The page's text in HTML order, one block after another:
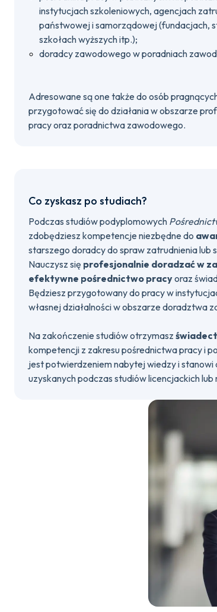
instytucjach szkoleniowych, agencjach
państwowej i samorządowej (fundacjach,
szkołach wyższych itp.);
doradcy zawodowego w poradniach
Adresowane są one także do osób
przygotować się do działania w obszarze
pracy oraz poradnictwa zawodowego.
Co zyskasz po studiach?
Podczas studiów podyplomowych
zdobędziesz kompetencje niezbędne do
starszego doradcy do spraw zatrudnienia
Nauczysz się profesjonalnie doradzać w
efektywne pośrednictwo pracyoraz
Będziesz przygotowany do pracy w
własnej działalności w obszarze doradztwa
Na zakończenie studiów otrzymasz
kompetencji z zakresu pośrednictwa pracy i
jest potwierdzeniem nabytej wiedzy i stanowi
uzyskanych podczas studiów licencjackich lub